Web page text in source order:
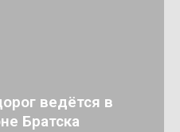
ведётся в
Братска